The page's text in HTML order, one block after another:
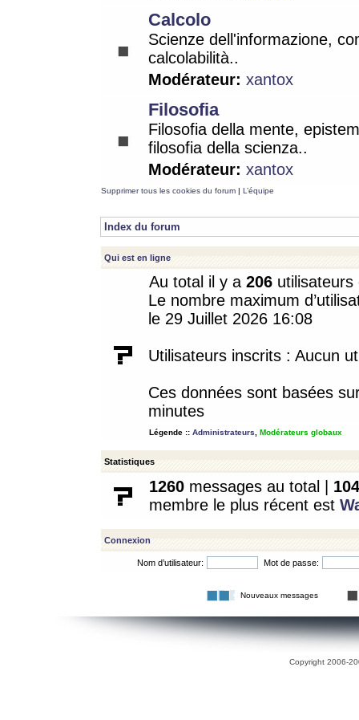
Calcolo
Scienze dell'informazione,
calcolabilità..
Modérateur: xantox
Filosofia
Filosofia della mente,
filosofia della scienza..
Modérateur: xantox
Supprimer tous les cookies du forum | L’équipe
Index du forum
Qui est en ligne
Au total il y a 206
Le nombre maximum
le 29 Juillet 2026 16:08
Utilisateurs inscrits : Aucun
Ces données sont basées
minutes
Légende :: Administrateurs Modérateurs globaux
Statistiques
1260 messages au total | 104
membre le plus récent est
Connexion
Nom d’utilisateur: Mot de passe:
Nouveaux messages
Copyright 2006-